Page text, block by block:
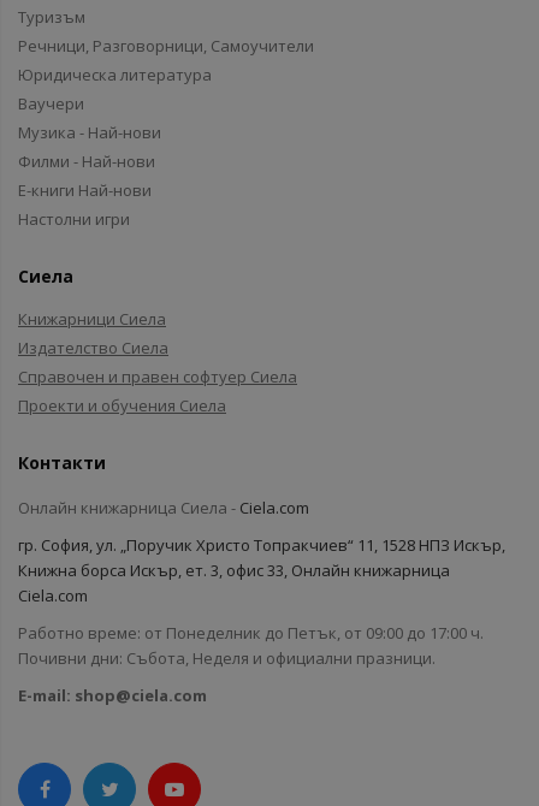
Туризъм
Речници, Разговорници, Самоучители
Юридическа литература
Ваучери
Музика - Най-нови
Филми - Най-нови
Е-книги Най-нови
Настолни игри
Сиела
Книжарници Сиела
Издателство Сиела
Справочен и правен софтуер Сиела
Проекти и обучения Сиела
Контакти
Онлайн книжарница Сиела - Ciela.com
гр. София, ул. „Поручик Христо Топракчиев“ 11, 1528 НПЗ Искър,
Книжна борса Искър, ет. 3, офис 33, Онлайн книжарница
Ciela.com
Работно време: от Понеделник до Петък, от 09:00 до 17:00 ч.
Почивни дни: Събота, Неделя и официални празници.
E-mail: shop@ciela.com